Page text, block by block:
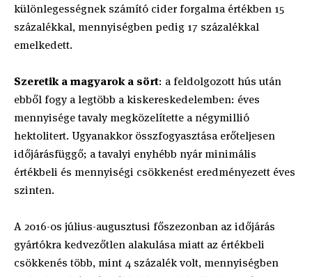
különlegességnek számító cider forgalma értékben 15
százalékkal, mennyiségben pedig 17 százalékkal
emelkedett.
Szeretik a magyarok a sört: a feldolgozott hús után
ebből fogy a legtöbb a kiskereskedelemben: éves
mennyisége tavaly megközelítette a négymillió
hektolitert. Ugyanakkor összfogyasztása erőteljesen
időjárásfüggő; a tavalyi enyhébb nyár minimális
értékbeli és mennyiségi csökkenést eredményezett éves
szinten.
A 2016-os július-augusztusi főszezonban az időjárás
gyártókra kedvezőtlen alakulása miatt az értékbeli
csökkenés több, mint 4 százalék volt, mennyiségben